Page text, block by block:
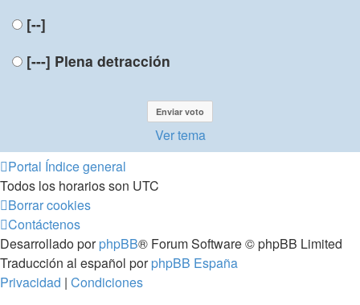
[--]
[---] Plena detracción
Ver tema
Portal Índice general
Todos los horarios son UTC
Borrar cookies
Contáctenos
Desarrollado porphpBB® Forum Software © phpBB Limited
Traducción al español porphpBB España
Privacidad | Condiciones